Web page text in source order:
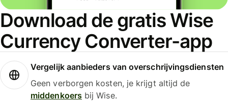
Download de gratis Wise
Currency Converter-app
Vergelijk aanbieders van overschrijvingsdiensten
Geen verborgen kosten, je krijgt altijd de
middenkoersbij Wise.